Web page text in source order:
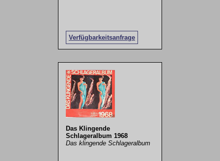
Verfügbarkeitsanfrage
Das Klingende
Schlageralbum 1968
Das klingende Schlageralbum